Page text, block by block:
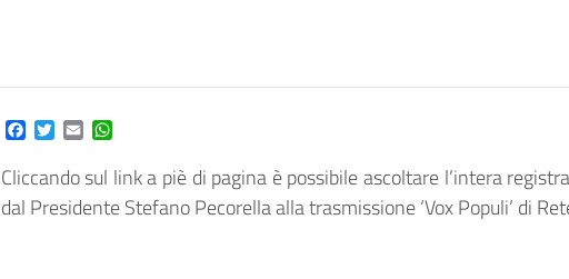
Facebook
Twitter
EmailWhatsApp
Cliccando sul link a piè di pagina è possibile ascoltare l’intera
dal Presidente Stefano Pecorella alla trasmissione ‘Vox Populi’ di